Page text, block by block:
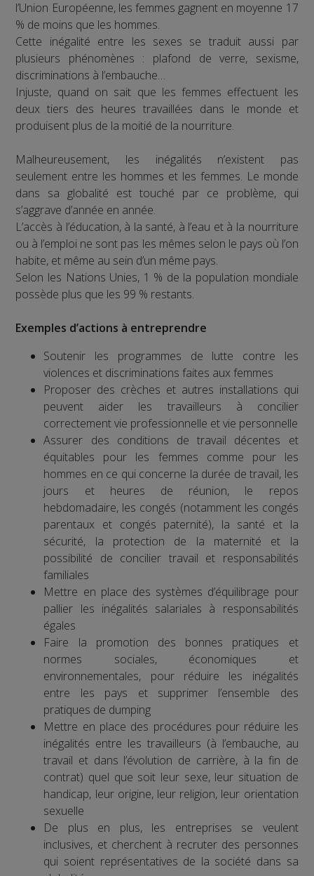
l’Union Européenne, les femmes gagnent en moyenne 17
% de moins que les hommes.
Cette inégalité entre les sexes se traduit aussi par
plusieurs phénomènes : plafond de verre, sexisme,
discriminations à l’embauche…
Injuste, quand on sait que les femmes effectuent les
deux tiers des heures travaillées dans le monde et
produisent plus de la moitié de la nourriture.
Malheureusement, les inégalités n’existent pas
seulement entre les hommes et les femmes. Le monde
dans sa globalité est touché par ce problème, qui
s’aggrave d’année en année.
L’accès à l’éducation, à la santé, à l’eau et à la nourriture
ou à l’emploi ne sont pas les mêmes selon le pays où l’on
habite, et même au sein d’un même pays.
Selon les Nations Unies, 1 % de la population mondiale
possède plus que les 99 % restants.
Exemples d’actions à entreprendre
Soutenir les programmes de lutte contre les
violences et discriminations faites aux femmes
Proposer des crèches et autres installations qui
peuvent aider les travailleurs à concilier
correctement vie professionnelle et vie personnelle
Assurer des conditions de travail décentes et
équitables pour les femmes comme pour les
hommes en ce qui concerne la durée de travail, les
jours et heures de réunion, le repos
hebdomadaire, les congés (notamment les congés
parentaux et congés paternité), la santé et la
sécurité, la protection de la maternité et la
possibilité de concilier travail et responsabilités
familiales
Mettre en place des systèmes d’équilibrage pour
pallier les inégalités salariales à responsabilités
égales
Faire la promotion des bonnes pratiques et
normes sociales, économiques et
environnementales, pour réduire les inégalités
entre les pays et supprimer l’ensemble des
pratiques de dumping
Mettre en place des procédures pour réduire les
inégalités entre les travailleurs (à l’embauche, au
travail et dans l’évolution de carrière, à la fin de
contrat) quel que soit leur sexe, leur situation de
handicap, leur origine, leur religion, leur orientation
sexuelle
De plus en plus, les entreprises se veulent
inclusives, et cherchent à recruter des personnes
qui soient représentatives de la société dans sa